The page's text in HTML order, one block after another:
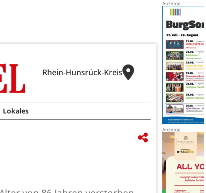
Rhein-Hunsrück-Kreis
Lokales